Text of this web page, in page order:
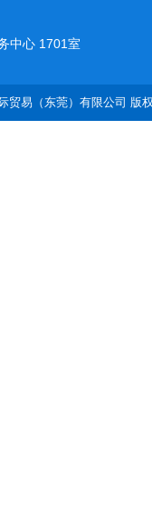
中心 1701室
贸易（东莞）有限公司 版